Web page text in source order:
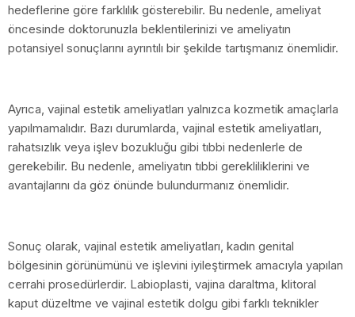
hedeflerine göre farklılık gösterebilir. Bu nedenle, ameliyat
öncesinde doktorunuzla beklentilerinizi ve ameliyatın
potansiyel sonuçlarını ayrıntılı bir şekilde tartışmanız önemlidir.
Ayrıca, vajinal estetik ameliyatları yalnızca kozmetik amaçlarla
yapılmamalıdır. Bazı durumlarda, vajinal estetik ameliyatları,
rahatsızlık veya işlev bozukluğu gibi tıbbi nedenlerle de
gerekebilir. Bu nedenle, ameliyatın tıbbi gerekliliklerini ve
avantajlarını da göz önünde bulundurmanız önemlidir.
Sonuç olarak, vajinal estetik ameliyatları, kadın genital
bölgesinin görünümünü ve işlevini iyileştirmek amacıyla yapılan
cerrahi prosedürlerdir. Labioplasti, vajina daraltma, klitoral
kaput düzeltme ve vajinal estetik dolgu gibi farklı teknikler